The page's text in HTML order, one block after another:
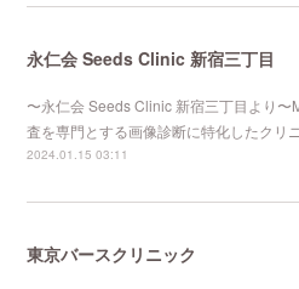
永仁会 Seeds Clinic 新宿三丁目
〜永仁会 Seeds Clinic 新宿三丁目より〜
査を専門とする画像診断に特化したクリ
2024.01.15 03:11
東京バースクリニック